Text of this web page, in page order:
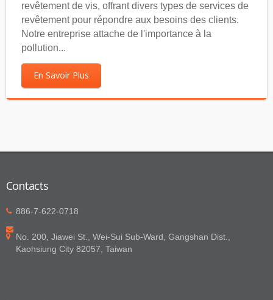
revêtement de vis, offrant divers types de services de
revêtement pour répondre aux besoins des clients.
Notre entreprise attache de l'importance à la
pollution...
En Savoir Plus
Contacts
886-7-622-0718
No. 200, Jiawei St., Wei-Sui Sub-Ward, Gangshan Dist.,
Kaohsiung City 82057, Taiwan